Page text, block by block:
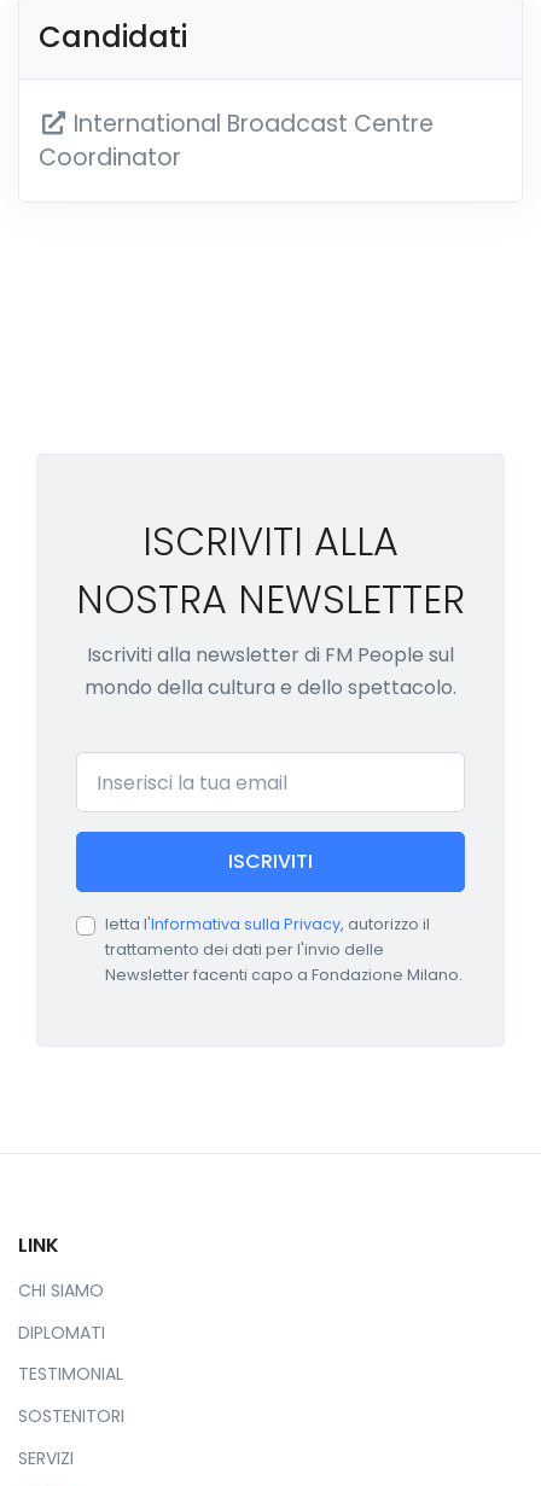
Candidati
International Broadcast Centre
Coordinator
ISCRIVITI ALLA
NOSTRA NEWSLETTER
Iscriviti alla newsletter di FM People sul
mondo della cultura e dello spettacolo.
Email
ISCRIVITI
letta l'Informativa sulla Privacy, autorizzo il
trattamento dei dati per l'invio delle
Newsletter facenti capo a Fondazione Milano.
LINK
CHI SIAMO
DIPLOMATI
TESTIMONIAL
SOSTENITORI
SERVIZI